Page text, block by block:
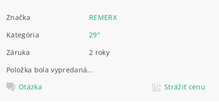
Značka
REMERX
Kategória
29"
Záruka
2 roky
Položka bola vypredaná...
Otázka
Strážiť cenu